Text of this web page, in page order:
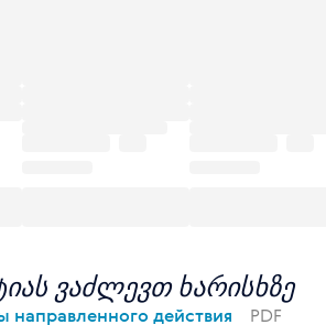
ვაძლევთ ხარისხზე
действия
PDF